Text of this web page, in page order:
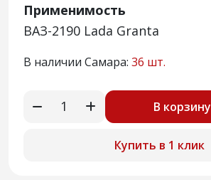
Применимость
ВАЗ-2190 Lada Granta
В наличии Самара: 36 шт.
В корзину
Купить в 1 клик